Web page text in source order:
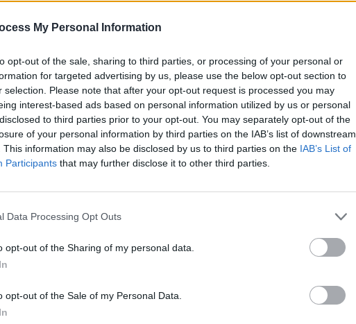
My Personal Information
opt-out of the sale, sharing to third parties, or processing of your personal or
for targeted advertising by us, please use the below opt-out section to
selection. Please note that after your opt-out request is processed you may
interest-based ads based on personal information utilized by us or personal
to third parties prior to your opt-out. You may separately opt-out of the
of your personal information by third parties on the IAB’s list of downstream
This information may also be disclosed by us to third parties on the IAB’s List of
Participants that may further disclose it to other third parties.
Data Processing Opt Outs
opt-out of the Sharing of my personal data.
opt-out of the Sale of my Personal Data.
?
Il est conseillé de placer des glaçons dans un gant
En revanche, il faut éviter de chauffer la site avec un
une brûlure, surtout chez les enfants qui peuvent
et pommades
l’inflammation. En cas de réaction allergique locale
réduire le gonflement. Il est conseillé de demander
adapté.
huiles essentielles sont-ils